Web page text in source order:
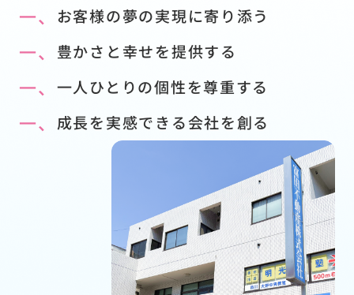
一、 お客様の夢の実現に寄り添う
一、 豊かさと幸せを提供する
一、 一人ひとりの個性を尊重する
一、 成長を実感できる会社を創る